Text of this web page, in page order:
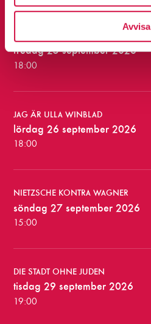
Avvisa
f
ö
r
e
s
t
ä
l
l
n
g
fredag 25 september 2026
18:00
JAG ÄR ULLA WINBLAD
lördag 26 september 2026
18:00
NIETZSCHE KONTRA WAGNER
söndag 27 september 2026
15:00
DIE STADT OHNE JUDEN
tisdag 29 september 2026
19:00